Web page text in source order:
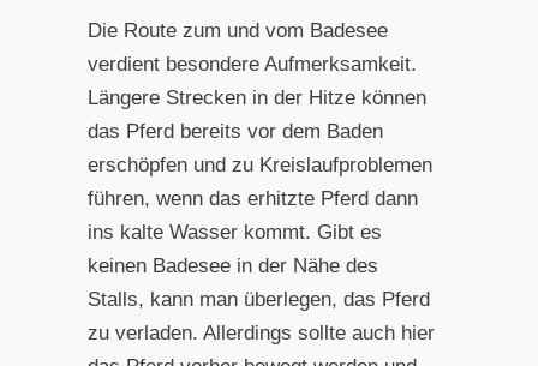
Die Route zum und vom Badesee
verdient besondere Aufmerksamkeit.
Längere Strecken in der Hitze können
das Pferd bereits vor dem Baden
erschöpfen und zu Kreislaufproblemen
führen, wenn das erhitzte Pferd dann
ins kalte Wasser kommt. Gibt es
keinen Badesee in der Nähe des
Stalls, kann man überlegen, das Pferd
zu verladen. Allerdings sollte auch hier